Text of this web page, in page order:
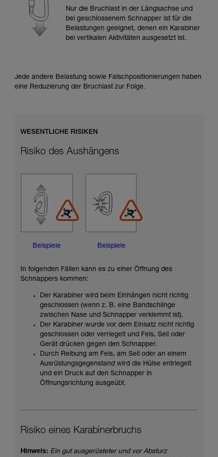
entsprechende Ausbildung und ein spezielles
Training voraus. Prüfen Sie zusammen mit
einem Profi, ob Sie in der Lage sind, den
Vorgang alleine sicher zu wiederholen, bevor
noch andere Techniken, die hier nicht
beschrieben werden.
Nur die Bruchlast in der Längsachse und
bei geschlossenem Schnapper ist für die
Belastungen geeignet, denen ein Karabiner
bei vertikalen Aktivitäten ausgesetzt ist.
Jede andere Belastung sowie Falschpositionierungen haben
eine Reduzierung der Bruchlast zur Folge.
WESENTLICHE RISIKEN
Risiko des Aushängens
Beispiele Beispiele
In folgenden Fällen kann es zu einer Öffnung des
Schnappers kommen:
Der Karabiner wird beim Einhängen nicht richtig
geschlossen (wenn z. B. eine Bandschlinge
zwischen Nase und Schnapper verklemmt ist).
Der Karabiner wurde vor dem Einsatz nicht richtig
geschlossen oder verriegelt und Fels, Seil oder
Gerät drücken gegen den Schnapper.
Durch Reibung am Fels, am Seil oder an einem
Ausrüstungsgegenstand wird die Hülse entriegelt
und ein Druck auf den Schnapper in
Öffnungsrichtung ausgeübt.
Risiko eines Karabinerbruchs
Hinweis: Ein gut ausgerüsteter und vor Absturz